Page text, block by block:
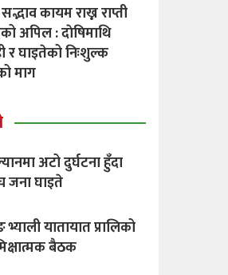
कायम राख्न राप्ती
अपिल : दाेषिमाथि
र घाइतेको निःशुल्क
माग
अटो दुर्घटना हुँदा
जना घाइते
भ्याली यातायात प्रालिको
बैठक